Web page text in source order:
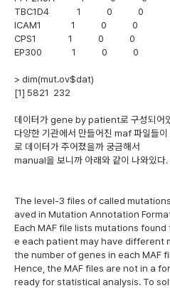
TBC1D4 1 0 0
ICAM1 1 0 0
CPS1 1 0 0
EP300 1 0 0
> dim(mut.ov$dat)
[1] 5821 232
데이터가 gene by patient로 구성되어
다양한 기관에서 만들어진 maf 파일들
로 데이터가 주어졌을까 궁금해서
manual을 보니까 아래와 같이 나와있다.
The level-3 files of called
aved in Mutation Annotation
Each MAF file lists mutations
e each patient may have different
the number of genes in each MAF
Hence, the MAF files are not in a
ready for statistical analysis. To